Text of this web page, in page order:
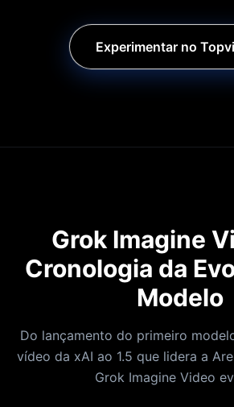
Experimentar no
Grok Imagine
Cronologia da
Modelo
Do lançamento do primeiro
vídeo da xAI ao 1.5 que lidera a
Grok Imagine Video